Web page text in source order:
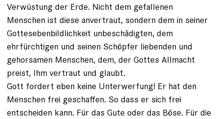
Verwüstung der Erde. Nicht dem gefallenen
Menschen ist diese anvertraut, sondern dem in seiner
Gottesebenbildlichkeit unbeschädigten, dem
ehrfürchtigen und seinen Schöpfer liebenden und
gehorsamen Menschen, dem, der Gottes Allmacht
preist, Ihm vertraut und glaubt.
Gott fordert eben keine Unterwerfung! Er hat den
Menschen frei geschaffen. So dass er sich frei
entscheiden kann. Für das Gute oder das Böse. Für die